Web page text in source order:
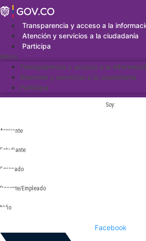
Saltar
al
contenidoTransparencia y acceso a la
Atención y servicios a la ciudadanía
Participa
Menu
Transparencia y acceso a la
Atención y servicios a la ciudadanía
Participa
Soy:
Aspirante
Estudiante
Egresado
Docente/Empleado
Niño
Facebook